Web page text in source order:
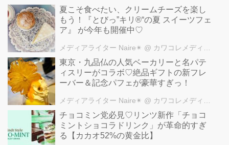
夏こそ食べたい、クリームチーズを楽し
もう！『とびっ”キリ®“の夏 スイーツフェ
ア』 が今年も開催中♡
メディアライター Naire✴︎ @ カワコレメディア編集部
東京・九品仏の人気ベーカリーと名パテ
ィスリーがコラボ♡絶品ギフトの新フレ
ーバー＆記念パフェが豪華すぎっ！
メディアライター Naire✴︎ @ カワコレメディア編集部
チョコミン党必見♡リンツ新作「チョコ
ミントショコラドリンク」が革命的すぎ
る【カカオ52%の黄金比】